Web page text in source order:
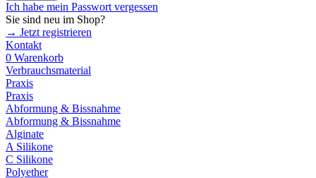
Ich habe mein Passwort vergessen
Sie sind neu im Shop?
→ Jetzt registrieren
Kontakt
0 Warenkorb
Verbrauchsmaterial
Praxis
Praxis
Abformung & Bissnahme
Abformung & Bissnahme
Alginate
A Silikone
C Silikone
Polyether